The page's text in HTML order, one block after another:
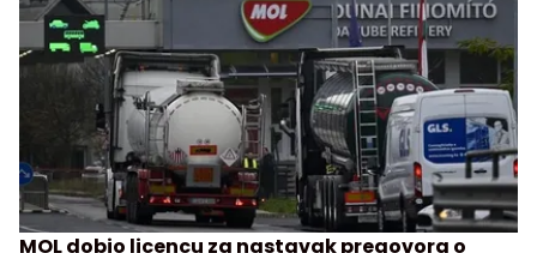
MOL dobio licencu za nastavak pregovora o